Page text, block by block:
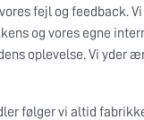
fejl og feedback.
og vores egne
oplevelse. Vi
følger vi altid